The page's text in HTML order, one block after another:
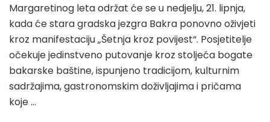
Margaretinog leta održat će se u nedjelju, 21. lipnja,
kada će stara gradska jezgra Bakra ponovno oživjeti
kroz manifestaciju „Šetnja kroz povijest“. Posjetitelje
očekuje jedinstveno putovanje kroz stoljeća bogate
bakarske baštine, ispunjeno tradicijom, kulturnim
sadržajima, gastronomskim doživljajima i pričama
koje …